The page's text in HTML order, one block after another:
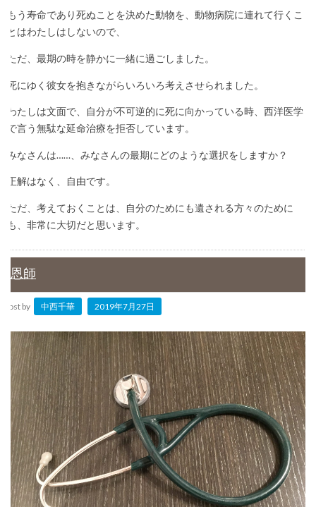
もう寿命であり死ぬことを決めた動物を、動物病院に連れて行くこ
とはわたしはしないので、
ただ、最期の時を静かに一緒に過ごしました。
死にゆく彼女を抱きながらいろいろ考えさせられました。
わたしは文面で、自分が不可逆的に死に向かっている時、西洋医学
で言う無駄な延命治療を拒否しています。
みなさんは……、みなさんの最期にどのような選択をしますか？
正解はなく、自由です。
ただ、考えておくことは、自分のためにも遺される方々のために
も、非常に大切だと思います。
恩師
Post by 中西千華 2019年7月27日